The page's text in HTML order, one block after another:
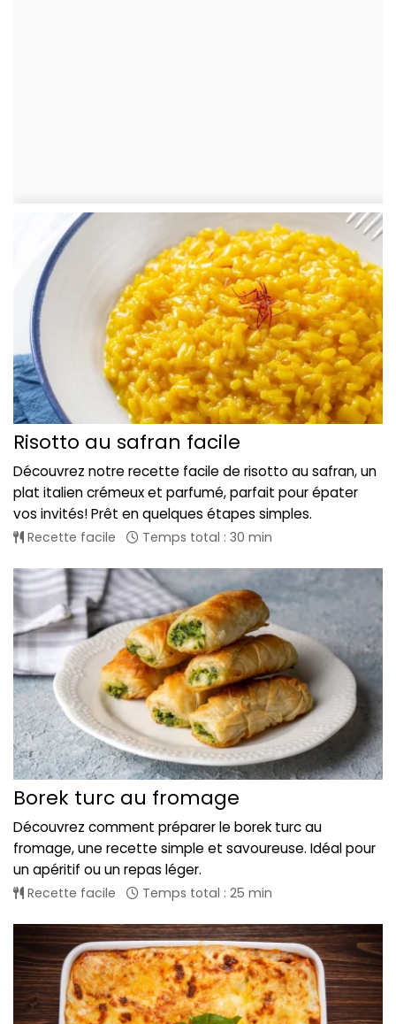
Risotto au safran facile
Découvrez notre recette facile de risotto au safran, un
plat italien crémeux et parfumé, parfait pour épater
vos invités! Prêt en quelques étapes simples.
Recette facile Temps total : 30 min
Borek turc au fromage
Découvrez comment préparer le borek turc au
fromage, une recette simple et savoureuse. Idéal pour
un apéritif ou un repas léger.
Recette facile Temps total : 25 min